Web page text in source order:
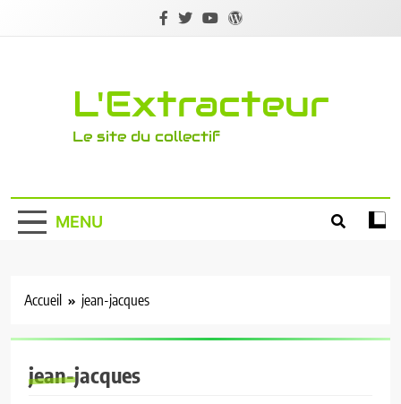
L'Extracteur
Le site du collectif
MENU
Accueil jean-jacques
jean-jacques